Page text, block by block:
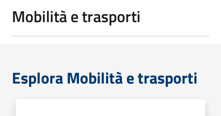
Mobilità e trasporti
Esplora Mobilità e trasporti